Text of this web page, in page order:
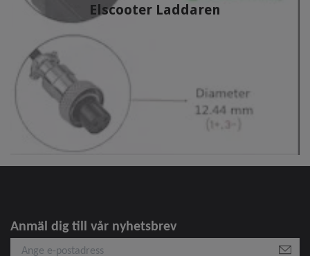
Elscooter Laddaren
Anmäl dig till vår nyhetsbrev